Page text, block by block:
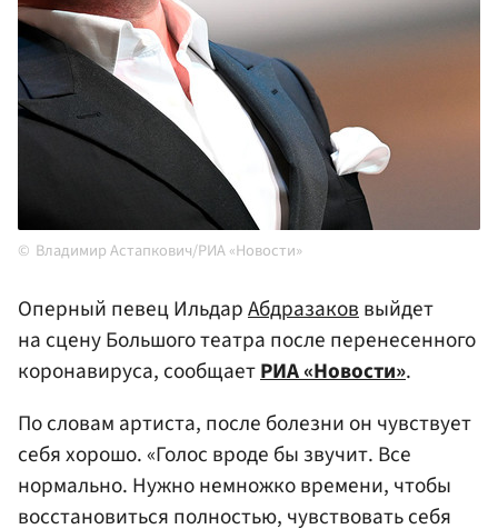
Владимир Астапкович/РИА «Новости»
Оперный певец ИльдарАбдразаковвыйдет
на сцену Большого театра после перенесенного
коронавируса, сообщаетРИА «Новости».
По словам артиста, после болезни он чувствует
себя хорошо. «Голос вроде бы звучит. Все
нормально. Нужно немножко времени, чтобы
восстановиться полностью, чувствовать себя